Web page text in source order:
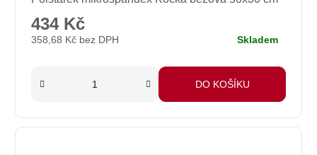
produktu
je
358,68 Kč bez DPH
434 Kč
Skladem
DO KOŠÍKU